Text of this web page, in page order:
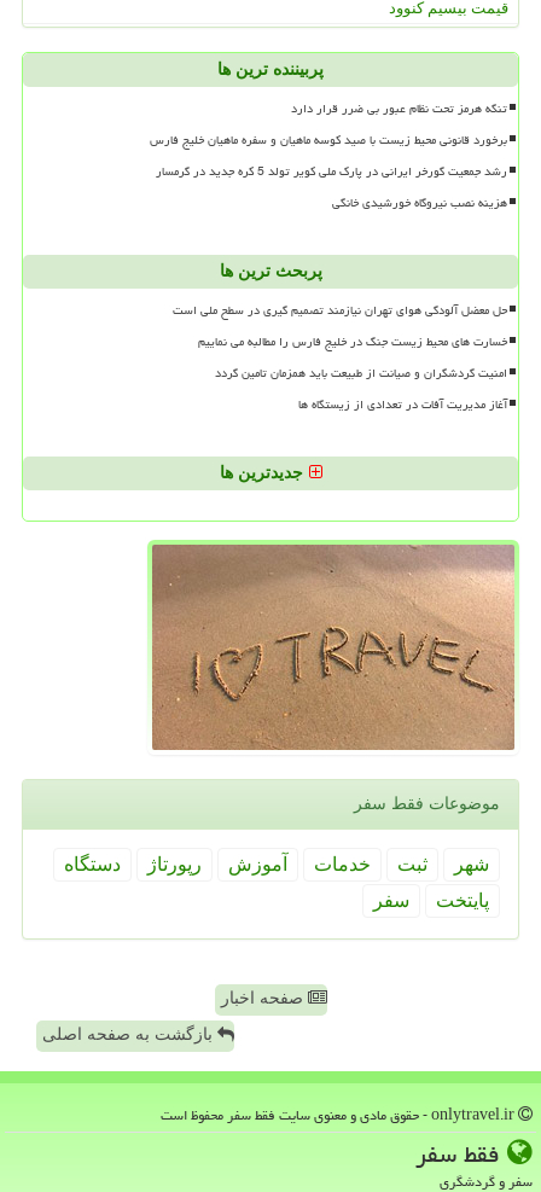
قیمت بیسیم کنوود
پربیننده ترین ها
تنگه هرمز تحت نظام عبور بی ضرر قرار دارد
برخورد قانونی محیط زیست با صید کوسه ماهیان و سفره ماهیان خلیج فارس
رشد جمعیت گورخر ایرانی در پارک ملی کویر تولد 5 کره جدید در گرمسار
هزینه نصب نیروگاه خورشیدی خانگی
پربحث ترین ها
حل معضل آلودگی هوای تهران نیازمند تصمیم گیری در سطح ملی است
خسارت های محیط زیست جنگ در خلیج فارس را مطالبه می نماییم
امنیت گردشگران و صیانت از طبیعت باید همزمان تامین گردد
آغاز مدیریت آفات در تعدادی از زیستگاه ها
جدیدترین ها
موضوعات فقط سفر
شهر ثبت خدمات آموزش رپورتاژ
دستگاه
پایتخت
سفر
صفحه اخبار
بازگشت به صفحه اصلی
فقط سفر
سفر و گردشگری